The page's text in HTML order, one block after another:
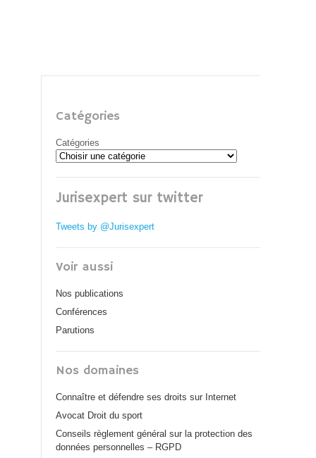
Catégories
Catégories
Jurisexpert sur twitter
Tweets by @Jurisexpert
Voir aussi
Nos publications
Conférences
Parutions
Nos domaines
Connaître et défendre ses droits sur Internet
Avocat Droit du sport
Conseils règlement général sur la protection des
données personnelles – RGPD